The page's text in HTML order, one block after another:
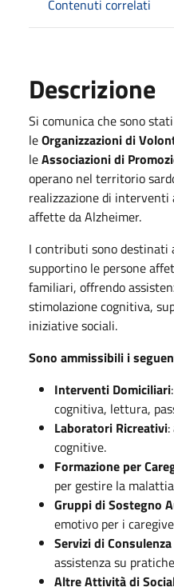
Contenuti correlati
Descrizione
Si comunica che sono
leOrganizzazioni di
leAssociazioni di
operano nel territorio
realizzazione di interventi
affette da Alzheimer.
I contributi sono destinati
supportino le persone
familiari, offrendo
stimolazione cognitiva,
iniziative sociali.
Sono ammissibili i
Interventi Domiciliari
cognitiva, lettura,
Laboratori Ricreativi
cognitive.
Formazione per
per gestire la
Gruppi di Sostegno
emotivo per i
Servizi di
assistenza su
Altre Attività di